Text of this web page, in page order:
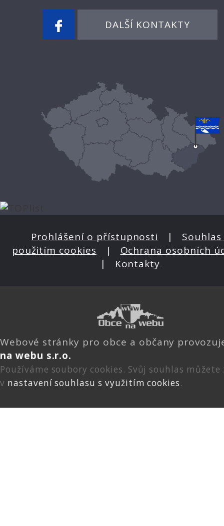
DALŠÍ KONTAKTY
Prohlášení o přístupnosti | Souhlas
použitím cookies | Ochrana osobních
| Kontakty
Webové stránky pro obce a občany
na webu s.r.o.
Používáme soubory cookies. Svůj souhlas
v nastavení souhlasu s využitím cookies.